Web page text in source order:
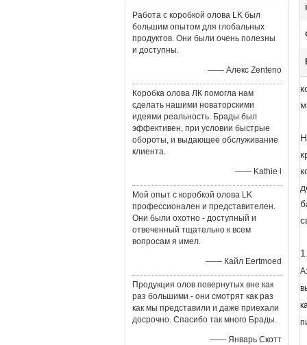
Работа с коробкой олова LK был
большим опытом для глобальных
продуктов. Они были очень полезны
и доступны.
—— Алекс Zenteno
Коробка олова ЛК помогла нам
сделать нашими новаторскими
идеями реальность. Брады был
эффективен, при условии быстрые
обороты, и выдающее обслуживание
клиента.
—— Kathie l
Мой опыт с коробкой олова LK
профессионален и представителен.
Они были охотно - доступный и
отвеченный тщательно к всем
вопросам я имел.
—— Кайл Eertmoed
Продукция олов повернутых вне как
раз большими - они смотрят как раз
как мы представили и даже приехали
досрочно. Спасибо так много Брады.
—— Январь Скотт